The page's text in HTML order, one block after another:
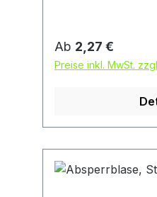
Regulärer Preis:
Ab 2,27 €
Preise inkl. MwSt.